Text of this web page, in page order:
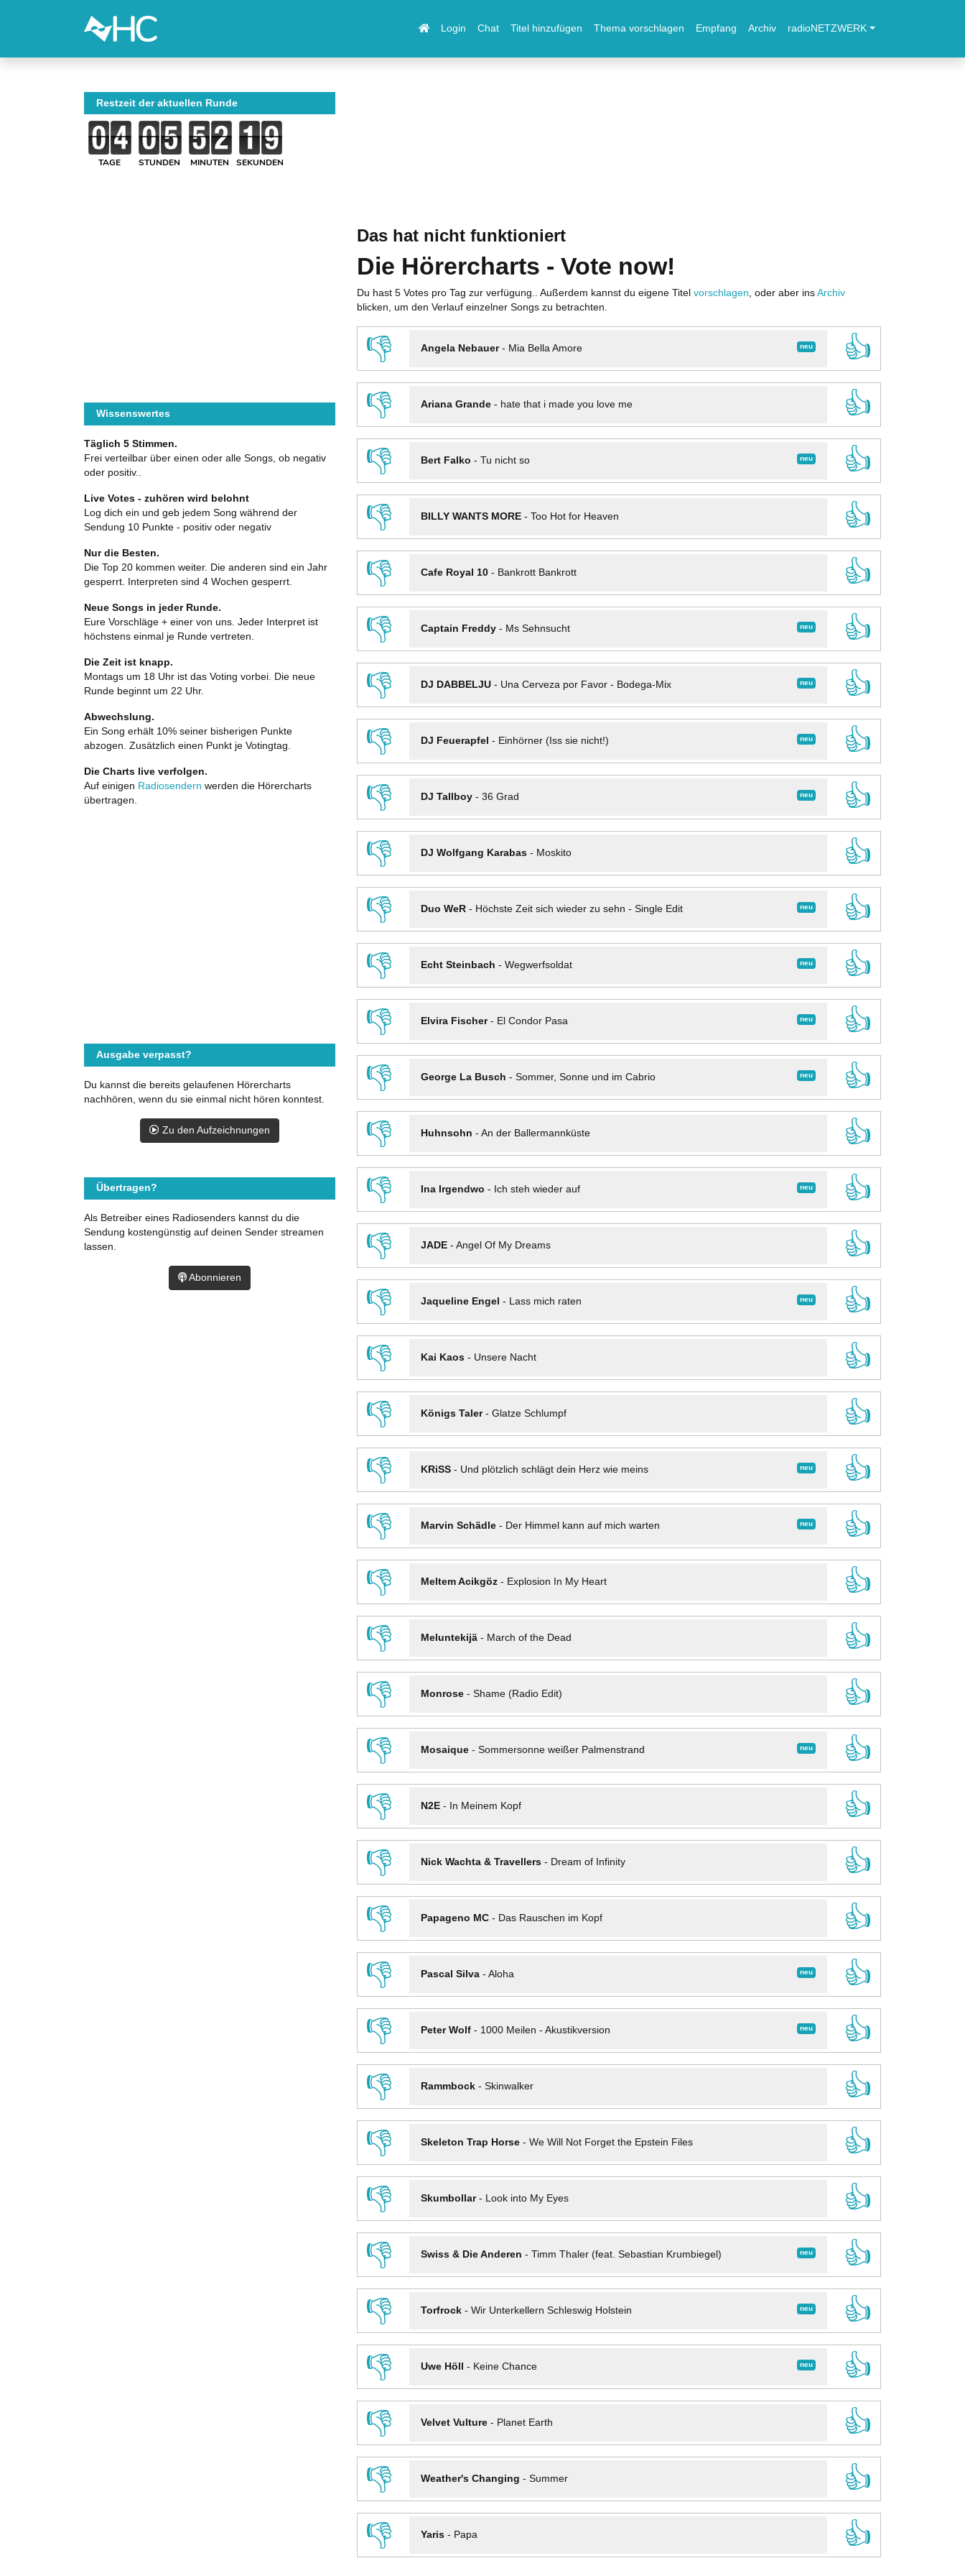
Login Chat Titel hinzufügen Thema vorschlagen Empfang Archiv radioNETZWERK
Das hat nicht funktioniert
Die Hörercharts - Vote now!
Du hast 5 Votes pro Tag zur verfügung.. Außerdem kannst du eigene Titel vorschlagen , oder aber ins Archiv
blicken, um den Verlauf einzelner Songs zu betrachten.
👎 neu
Angela Nebauer- Mia Bella Amore
👍
👎
Ariana Grande- hate that i made you love me
👍
👎
neu
Bert Falko - Tu nicht so
👍
👎
BILLY WANTS MORE- Too Hot for Heaven
👍
👎
Cafe Royal 10- Bankrott Bankrott
👍
👎
neu
Captain Freddy- Ms Sehnsucht
👍
👎
neu
DJ DABBELJU- Una Cerveza por Favor - Bodega-Mix
👍
👎
neu
DJ Feuerapfel - Einhörner (Iss sie nicht!)
👍
👎
neu
DJ Tallboy- 36 Grad
👍
👎
DJ Wolfgang Karabas- Moskito
👍
👎
neu
Duo WeR- Höchste Zeit sich wieder zu sehn - Single Edit
👍
👎
neu
Echt Steinbach - Wegwerfsoldat
👍
👎
neu
Elvira Fischer- El Condor Pasa
👍
👎
neu
George La Busch - Sommer, Sonne und im Cabrio
👍
👎
Huhnsohn - An der Ballermannküste
👍
👎
neu
Ina Irgendwo - Ich steh wieder auf
👍
👎
JADE- Angel Of My Dreams
👍
👎
neu
Jaqueline Engel - Lass mich raten
👍
👎
Kai Kaos- Unsere Nacht
👍
👎
Königs Taler- Glatze Schlumpf
👍
👎
neu
KRiSS- Und plötzlich schlägt dein Herz wie meins
👍
👎
neu
Marvin Schädle- Der Himmel kann auf mich warten
👍
👎
Meltem Acikgöz- Explosion In My Heart
👍
👎
Meluntekijä- March of the Dead
👍
👎
Monrose- Shame (Radio Edit)
👍
👎
neu
Mosaique- Sommersonne weißer Palmenstrand
👍
👎
N2E- In Meinem Kopf
👍
👎
Nick Wachta & Travellers- Dream of Infinity
👍
👎
Papageno MC- Das Rauschen im Kopf
👍
👎
neu
Pascal Silva- Aloha
👍
👎
neu
Peter Wolf- 1000 Meilen - Akustikversion
👍
👎
Rammbock- Skinwalker
👍
👎
Skeleton Trap Horse- We Will Not Forget the Epstein Files
👍
👎
Skumbollar- Look into My Eyes
👍
👎
neu
Swiss & Die Anderen - Timm Thaler (feat. Sebastian Krumbiegel)
👍
👎
neu
Torfrock- Wir Unterkellern Schleswig Holstein
👍
👎
neu
Uwe Höll - Keine Chance
👍
👎
Velvet Vulture- Planet Earth
👍
👎
Weather's Changing - Summer
👍
👎
Yaris- Papa 👍
Restzeit der aktuellen Runde
TAGE STUNDEN MINUTEN SEKUNDEN
Wissenswertes
Täglich 5 Stimmen.
Frei verteilbar über einen oder alle Songs, ob negativ
oder positiv..
Live Votes - zuhören wird belohnt
Log dich ein und geb jedem Song während der
Sendung 10 Punkte - positiv oder negativ
Nur die Besten.
Die Top 20 kommen weiter. Die anderen sind ein Jahr
gesperrt. Interpreten sind 4 Wochen gesperrt.
Neue Songs in jeder Runde.
Eure Vorschläge + einer von uns. Jeder Interpret ist
höchstens einmal je Runde vertreten.
Die Zeit ist knapp.
Montags um 18 Uhr ist das Voting vorbei. Die neue
Runde beginnt um 22 Uhr.
Abwechslung.
Ein Song erhält 10% seiner bisherigen Punkte
abzogen. Zusätzlich einen Punkt je Votingtag.
Die Charts live verfolgen.
Auf einigen Radiosendern werden die Hörercharts
übertragen.
Ausgabe verpasst?
Du kannst die bereits gelaufenen Hörercharts
nachhören, wenn du sie einmal nicht hören konntest.
Zu den Aufzeichnungen
Übertragen?
Als Betreiber eines Radiosenders kannst du die
Sendung kostengünstig auf deinen Sender streamen
lassen.
Abonnieren